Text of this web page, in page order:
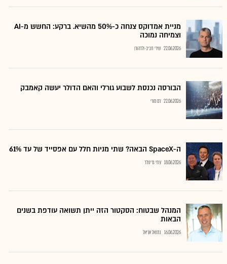
מניית אמדוקס צנחה כ-50% מהשיא. ברקע: החשש מ-AI
וצמיחה נמוכה
22.06.2026 שירי חביב-ולדהורן
הבורסה נכנסת לשבוע גורלי והאם הדולר יעשה קאמבק
22.06.2026 רם מורי
ה-SpaceX הבאה? שתי מניות חלל עם אפסייד של עד 61%
18.06.2026 צחי גרינולד
המנהל שבטוח: הסקטור הזה ייתן תשואה עודפת בשנים
הבאות
16.06.2026 נתנאל אריאל